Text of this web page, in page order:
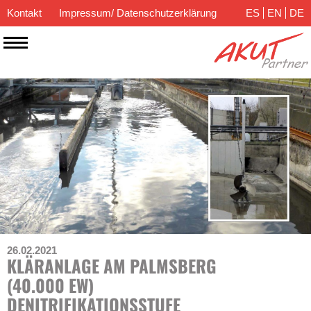
Kontakt Impressum/ Datenschutzerklärung ES EN DE
26.02.2021
KLÄRANLAGE AM PALMSBERG
(40.000 EW)
DENITRIFIKATIONSSTUFE